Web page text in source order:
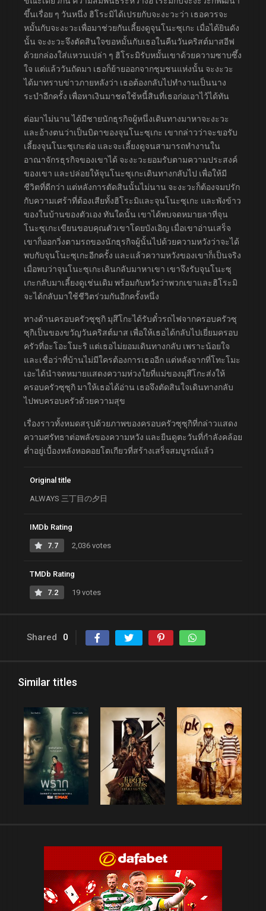
ขึ้นเรื่อย ๆ วันหนึ่ง ฮิโระมิได้เปรยกับจะงะวะว่า เธอควรจะ
หมั้นกับจะงะวะเพื่อมาช่วยกันเลี้ยงดูจุนโนะซุเกะ เมื่อได้ยินดัง
นั้น จะงะวะจึงตัดสินใจขอหมั้นกับเธอในคืนวันคริสต์มาสอีฟ
ด้วยกล่องใส่แหวนเปล่า ๆ ฮิโระมิรับหมั้นเขาด้วยความซาบซึ้ง
ใจ แต่แล้ววันถัดมา เธอก็ย้ายออกจากชุมชนแห่งนั้น จะงะวะ
ได้มาทราบข่าวภายหลังว่า เธอต้องกลับไปทำงานเป็นนาง
ระบำอีกครั้ง เพื่อหาเงินมาชดใช้หนี้สินที่เธอก่อเอาไว้ได้ทัน
ต่อมาไม่นาน ได้มีชายนักธุรกิจผู้หนึ่งเดินทางมาหาจะงะวะ
และอ้างตนว่าเป็นบิดาของจุนโนะซุเกะ เขากล่าวว่าจะขอรับ
เลี้ยงจุนโนะซุเกะต่อ และจะเลี้ยงดูจนสามารถทำงานใน
อาณาจักรธุรกิจของเขาได้ จะงะวะยอมรับตามความประสงค์
ของเขา และปล่อยให้จุนโนะซุเกะเดินทางกลับไป เพื่อให้มี
ชีวิตที่ดีกว่า แต่หลังการตัดสินนั้นไม่นาน จะงะวะก็ต้องจมปรัก
กับความเศร้าที่ต้องเสียทั้งฮิโระมิและจุนโนะซุเกะ และพังข้าว
ของในบ้านของตัวเอง ทันใดนั้น เขาได้พบจดหมายลาที่จุน
โนะซุเกะเขียนขอบคุณตัวเขาโดยบังเอิญ เมื่อเขาอ่านเสร็จ
เขาก็ออกวิ่งตามรถของนักธุรกิจผู้นั้นไปด้วยความหวังว่าจะได้
พบกับจุนโนะซุเกะอีกครั้ง และแล้วความหวังของเขาก็เป็นจริง
เมื่อพบว่าจุนโนะซุเกะเดินกลับมาหาเขา เขาจึงรับจุนโนะซุ
เกะกลับมาเลี้ยงดูเช่นเดิม พร้อมกับหวังว่าพวกเขาและฮิโระมิ
จะได้กลับมาใช้ชีวิตร่วมกันอีกครั้งหนึ่ง
ทางด้านครอบครัวซุซุกิ มุสึโกะได้รับตั๋วรถไฟจากครอบครัวซุ
ซุกิเป็นของขวัญวันคริสต์มาส เพื่อให้เธอได้กลับไปเยี่ยมครอบ
ครัวที่อะโอะโมะริ แต่เธอไม่ยอมเดินทางกลับ เพราะน้อยใจ
และเชื่อว่าที่บ้านไม่มีใครต้องการเธออีก แต่หลังจากที่โทะโมะ
เอะได้นำจดหมายแสดงความห่วงใยที่แม่ของมุสึโกะส่งให้
ครอบครัวซุซุกิ มาให้เธอได้อ่าน เธอจึงตัดสินใจเดินทางกลับ
ไปพบครอบครัวด้วยความสุข
เรื่องราวทั้งหมดสรุปด้วยภาพของครอบครัวซุซุกิที่กล่าวแสดง
ความศรัทธาต่อพลังของความหวัง และยืนดูตะวันที่กำลังคล้อย
ต่ำอยู่เบื้องหลังหอคอยโตเกียวที่สร้างเสร็จสมบูรณ์แล้ว
Original title
ALWAYS 三丁目の夕日
IMDb Rating
7.7 2,036 votes
TMDb Rating
7.2 19 votes
Shared 0
Similar titles